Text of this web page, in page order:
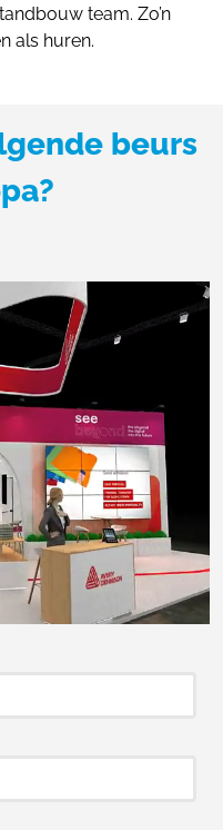
team. Zo’n
als huren.
beurs